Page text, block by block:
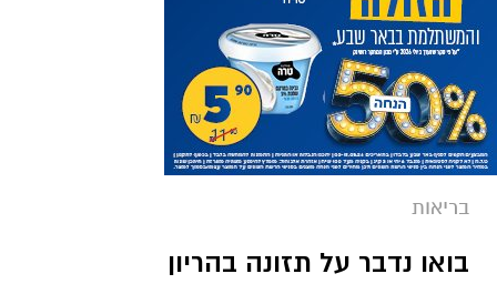
בריאות
בואו נדבר על תזונה בהריון